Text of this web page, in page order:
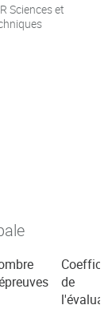
Sciences et
de